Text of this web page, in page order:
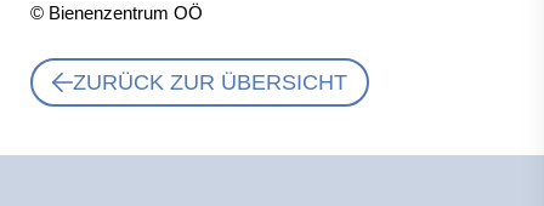
© Bienenzentrum OÖ
ZURÜCK ZUR ÜBERSICHT